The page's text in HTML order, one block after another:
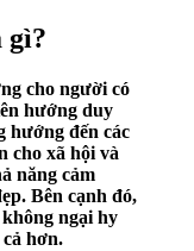
gì?
cho người có
hướng duy
hướng đến các
cho xã hội và
năng cảm
Bên cạnh đó,
ngại hy
hơn.